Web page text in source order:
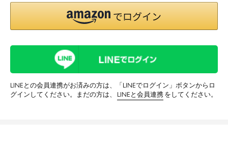
LINEとの会員連携がお済みの方は、「LINEでログイン」ボタンからロ
グインしてください。まだの方は、
LINEと会員連携 をしてください。